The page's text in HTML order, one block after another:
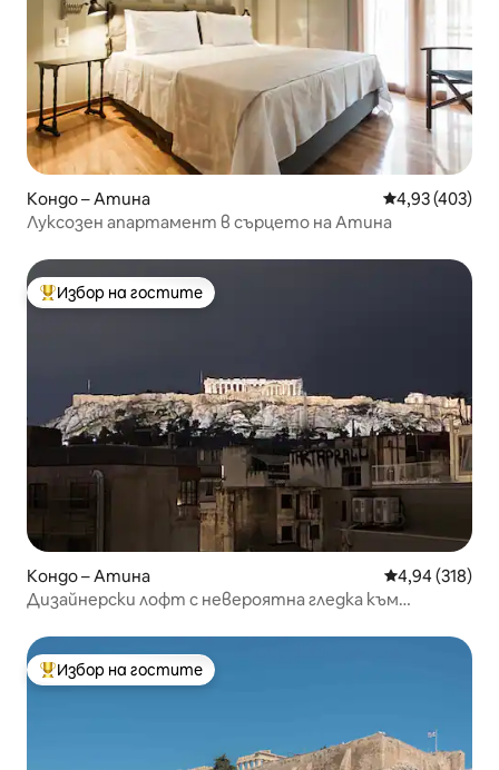
Кондо – Атина Средна
4,93 (403)
Луксозен апартамент в сърцето на Атина
Най-популярен избор на гостите
Избор на гостите
Кондо – Атина Средна
4,94 (318)
Дизайнерски лофт с невероятна гледка към
Най-популярен избор на гостите
Избор на гостите